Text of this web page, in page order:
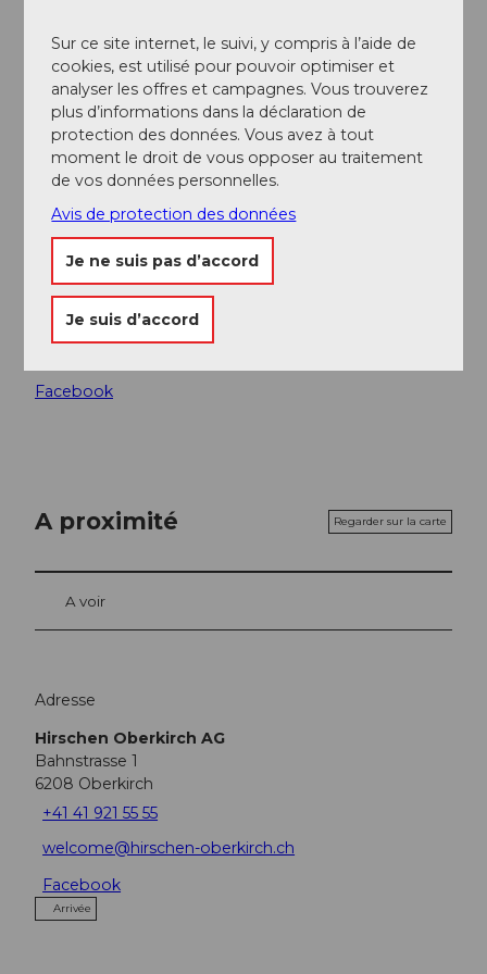
Offres
Petit déjeuner
Dîner
Facebook
A proximité Regarder sur la carte
A voir
Adresse
Hirschen Oberkirch AG
Bahnstrasse 1
6208 Oberkirch
+41 41 921 55 55
welcome@hirschen-oberkirch.ch
Facebook
Arrivée
Sur ce site internet, le suivi, y compris à l’aide de
cookies, est utilisé pour pouvoir optimiser et
analyser les offres et campagnes. Vous trouverez
plus d’informations dans la déclaration de
protection des données. Vous avez à tout
moment le droit de vous opposer au traitement
de vos données personnelles.
Avis de protection des données
Je ne suis pas d’accord
Je suis d’accord